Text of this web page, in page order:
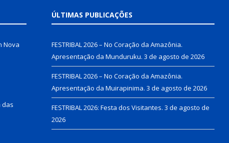
Nova
das
ÚLTIMAS PUBLICAÇÕES
FESTRIBAL 2026 – No Coração da Amazônia.
Apresentação da Munduruku. 3 de agosto de 2026
FESTRIBAL 2026 – No Coração da Amazônia.
Apresentação da Muirapinima. 3 de agosto de 2026
FESTRIBAL 2026: Festa dos Visitantes. 3 de agosto de
2026